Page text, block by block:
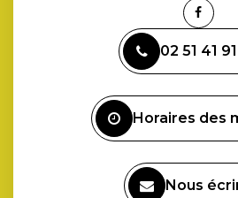
Lien
le
02 51 41
Horaires des
Nous